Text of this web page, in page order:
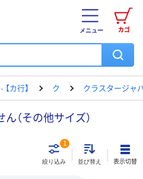
カゴ
メニュー
カ行】 ク クラスタージャ
（その他サイズ）
絞り込み
1
並び替え 表示切替